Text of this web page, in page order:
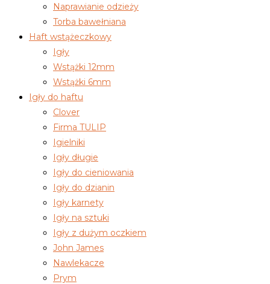
Naprawianie odzieży
Torba bawełniana
Haft wstążeczkowy
Igły
Wstążki 12mm
Wstążki 6mm
Igły do haftu
Clover
Firma TULIP
Igielniki
Igły długie
Igły do cieniowania
Igły do dzianin
Igły karnety
Igły na sztuki
Igły z dużym oczkiem
John James
Nawlekacze
Prym